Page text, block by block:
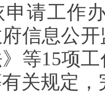
申请工作
信息公
等15项
关规定